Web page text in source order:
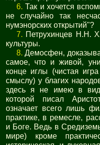
6. Так и хочется
не случайно так
нумэнорских открытий"?
7. Петрухинцев Н.Н.
культуры.
8. Демосфен,
самое, что и живой,
конце иглы (чистая
смыслу) у благих
здесь я не имею в
которой писал
означает всего лишь
практике, в ремесле,
и Боге. Ведь в
мире) кроме